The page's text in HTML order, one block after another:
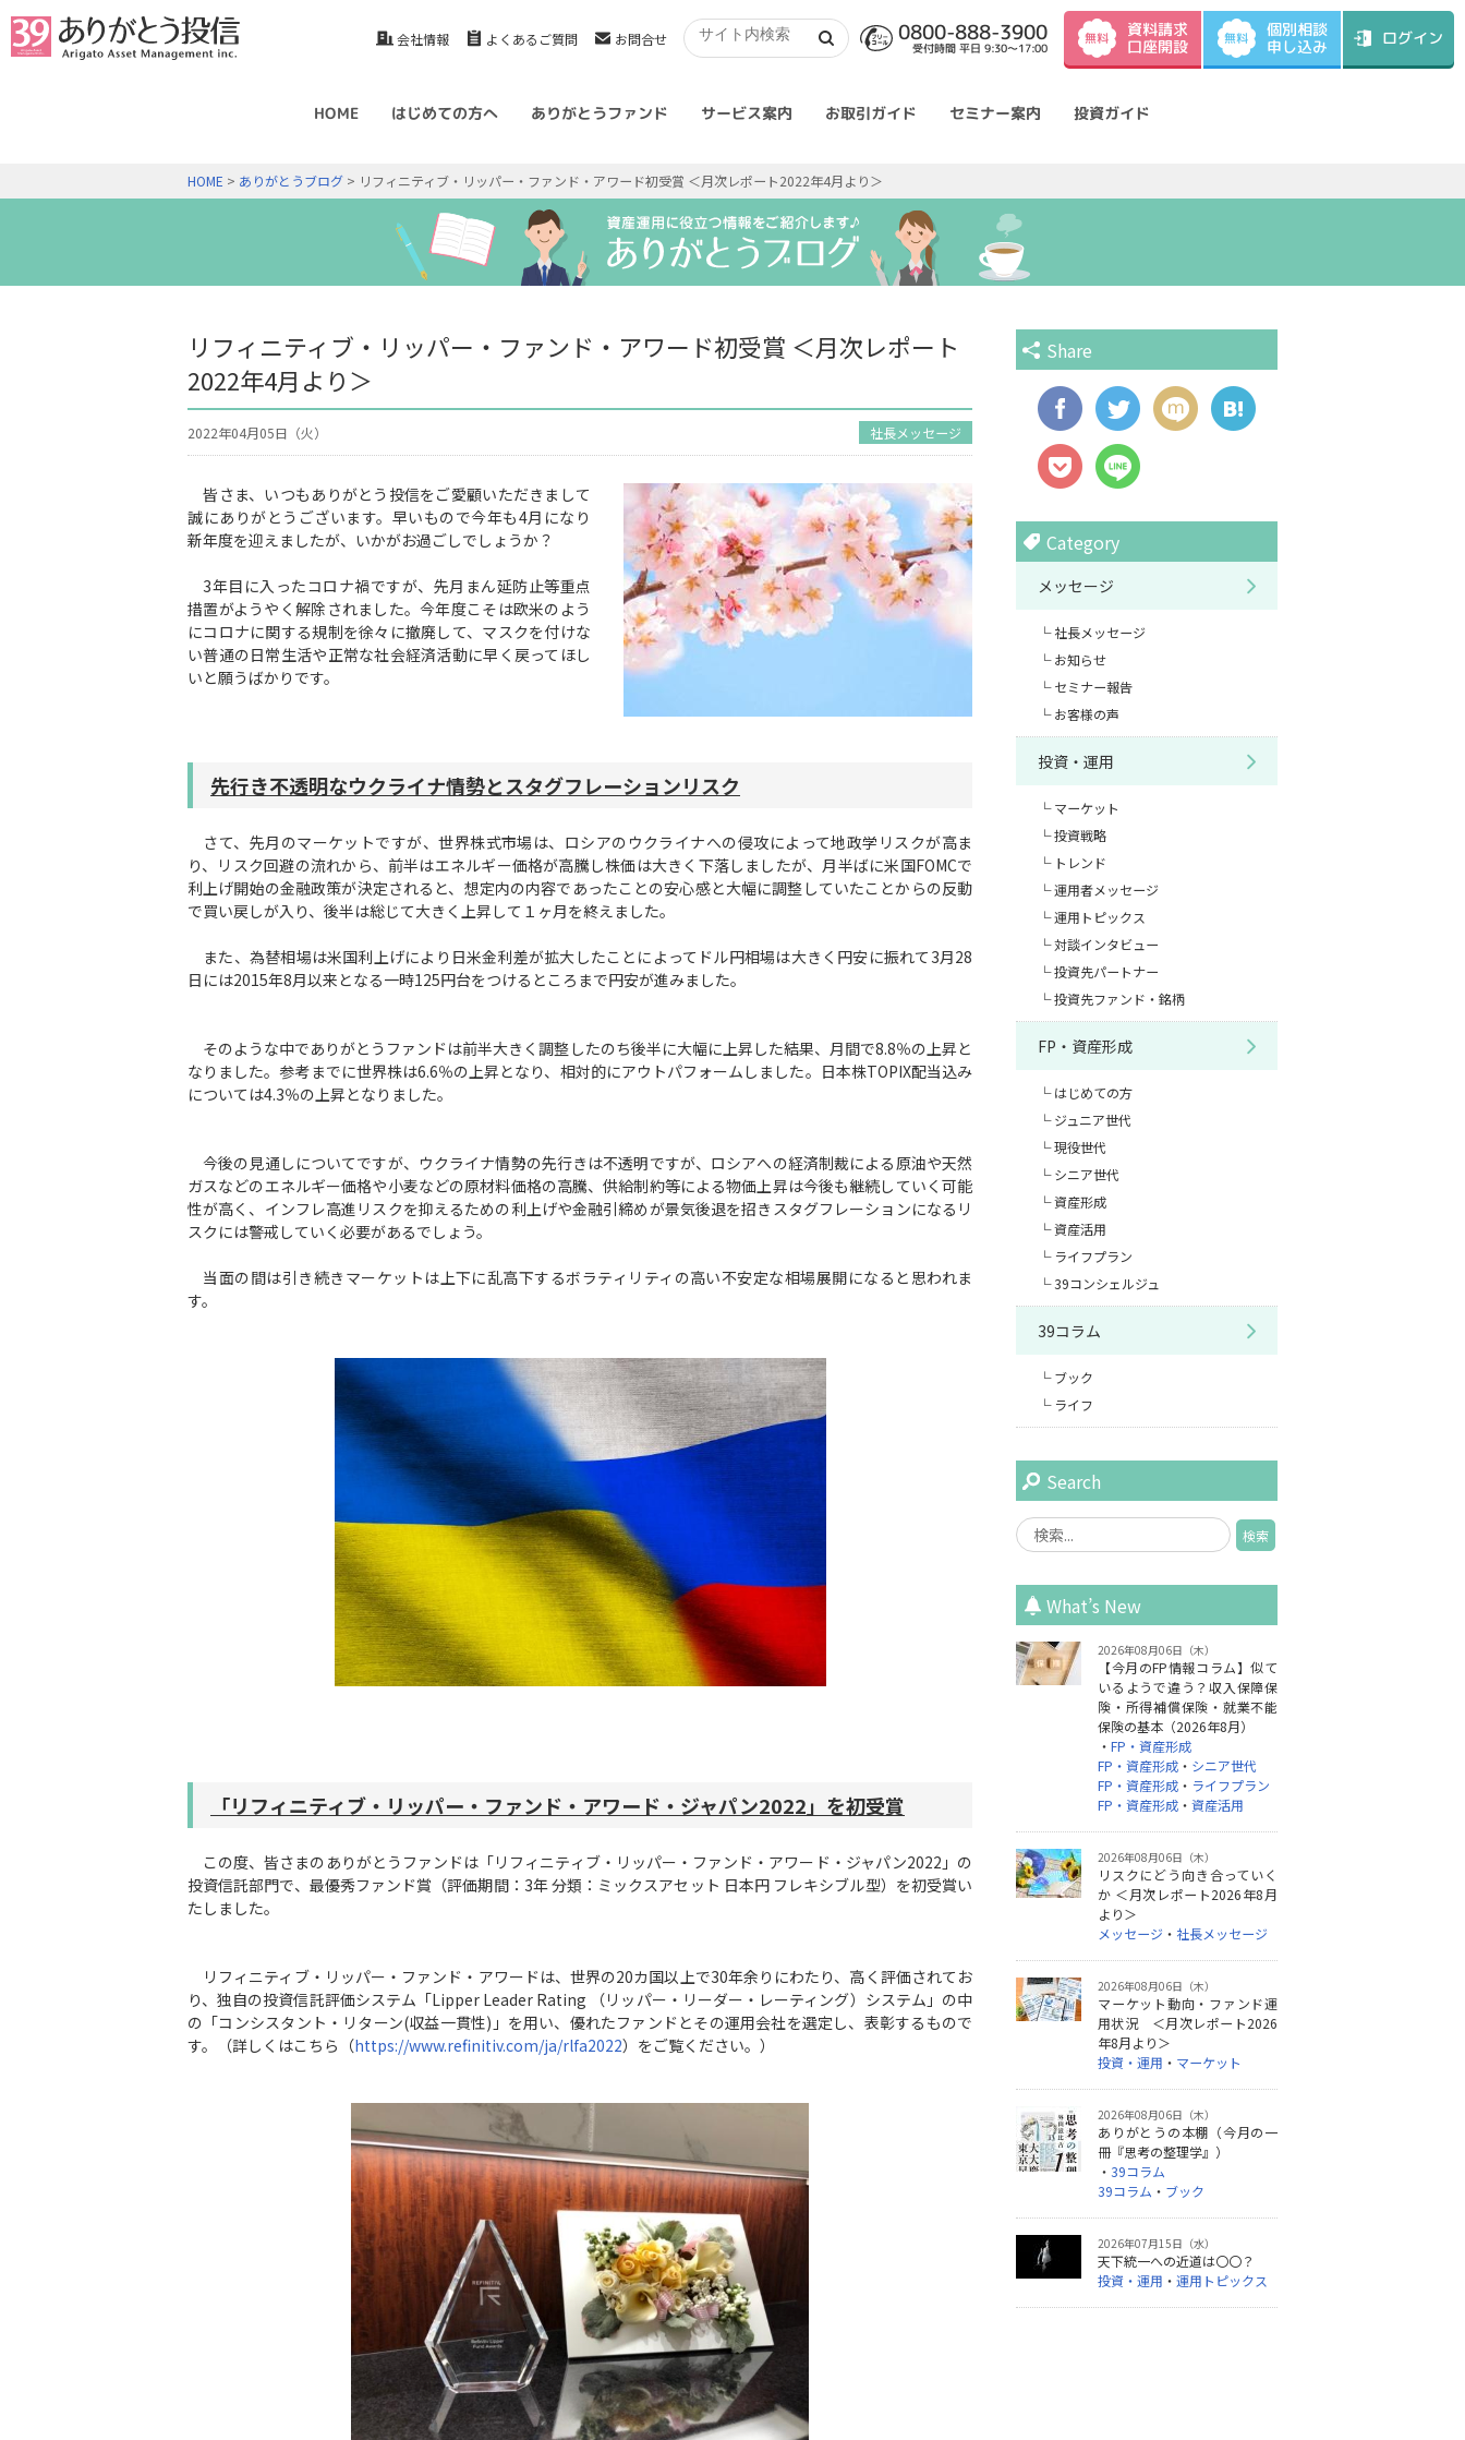
会社情報 よくあるご質問 お問合せ 0800-888-3900
受付時間 平日 9:30～17:00
無料 資料請求
口座開設 無料 個別相談
申し込み ログイン
HOME はじめての方へ ありがとうファンド サービス案内 お取引ガイド セミナー案内 投資ガイド
HOME > ありがとうブログ > リフィニティブ・リッパー・ファンド・アワード初受賞 ＜月次レポート2022年4月より＞
リフィニティブ・リッパー・ファンド・アワード初受賞 ＜月次レポート
2022年4月より＞
2022年04月05日（火） 社長メッセージ
皆さま、いつもありがとう投信をご愛顧いただきまして
誠にありがとうございます。早いもので今年も4月になり
新年度を迎えましたが、いかがお過ごしでしょうか？
3年目に入ったコロナ禍ですが、先月まん延防止等重点
措置がようやく解除されました。今年度こそは欧米のよう
にコロナに関する規制を徐々に撤廃して、マスクを付けな
い普通の日常生活や正常な社会経済活動に早く戻ってほし
いと願うばかりです。
先行き不透明なウクライナ情勢とスタグフレーションリスク
さて、先月のマーケットですが、世界株式市場は、ロシアのウクライナへの侵攻によって地政学リスクが高ま
り、リスク回避の流れから、前半はエネルギー価格が高騰し株価は大きく下落しましたが、月半ばに米国FOMCで
利上げ開始の金融政策が決定されると、想定内の内容であったことの安心感と大幅に調整していたことからの反動
で買い戻しが入り、後半は総じて大きく上昇して１ヶ月を終えました。
また、為替相場は米国利上げにより日米金利差が拡大したことによってドル円相場は大きく円安に振れて3月28
日には2015年8月以来となる一時125円台をつけるところまで円安が進みました。
そのような中でありがとうファンドは前半大きく調整したのち後半に大幅に上昇した結果、月間で8.8％の上昇と
なりました。参考までに世界株は6.6％の上昇となり、相対的にアウトパフォームしました。日本株TOPIX配当込み
については4.3％の上昇となりました。
今後の見通しについてですが、ウクライナ情勢の先行きは不透明ですが、ロシアへの経済制裁による原油や天然
ガスなどのエネルギー価格や小麦などの原材料価格の高騰、供給制約等による物価上昇は今後も継続していく可能
性が高く、インフレ高進リスクを抑えるための利上げや金融引締めが景気後退を招きスタグフレーションになるリ
スクには警戒していく必要があるでしょう。
当面の間は引き続きマーケットは上下に乱高下するボラティリティの高い不安定な相場展開になると思われま
す。
「リフィニティブ・リッパー・ファンド・アワード・ジャパン2022」を初受賞
この度、皆さまのありがとうファンドは「リフィニティブ・リッパー・ファンド・アワード・ジャパン2022」の
投資信託部門で、最優秀ファンド賞（評価期間：3年 分類：ミックスアセット 日本円 フレキシブル型）を初受賞い
たしました。
リフィニティブ・リッパー・ファンド・アワードは、世界の20カ国以上で30年余りにわたり、高く評価されてお
り、独自の投資信託評価システム「Lipper Leader Rating （リッパー・リーダー・レーティング）システム」の中
の「コンシスタント・リターン(収益一貫性)」を用い、優れたファンドとその運用会社を選定し、表彰するもので
す。（詳しくはこちら（https://www.refinitiv.com/ja/rlfa2022）をご覧ください。）
Share
Category
メッセージ
社長メッセージ
お知らせ
セミナー報告
お客様の声
投資・運用
マーケット
投資戦略
トレンド
運用者メッセージ
運用トピックス
対談インタビュー
投資先パートナー
投資先ファンド・銘柄
FP・資産形成
はじめての方
ジュニア世代
現役世代
シニア世代
資産形成
資産活用
ライフプラン
39コンシェルジュ
39コラム
ブック
ライフ
Search
What’s New
2026年08月06日（木）
【今月のFP情報コラム】似て
いるようで違う？収入保障保
険・所得補償保険・就業不能
保険の基本（2026年8月）
・ FP・資産形成
FP・資産形成 ・ シニア世代
FP・資産形成 ・ ライフプラン
FP・資産形成 ・ 資産活用
2026年08月06日（木）
リスクにどう向き合っていく
か ＜月次レポート2026年8月
より＞
メッセージ ・ 社長メッセージ
2026年08月06日（木）
マーケット動向・ファンド運
用状況 ＜月次レポート2026
年8月より＞
投資・運用 ・ マーケット
2026年08月06日（木）
ありがとうの本棚（今月の一
冊『思考の整理学』）
・ 39コラム
39コラム ・ ブック
2026年07月15日（水）
天下統一への近道は〇〇？
投資・運用 ・ 運用トピックス